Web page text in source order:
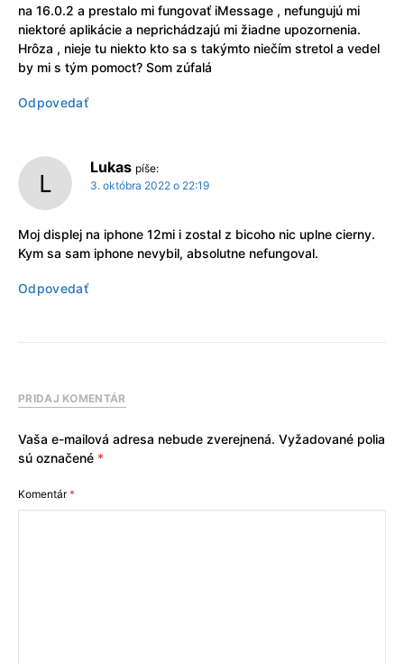
na 16.0.2 a prestalo mi fungovať iMessage , nefungujú mi
niektoré aplikácie a neprichádzajú mi žiadne upozornenia.
Hrôza , nieje tu niekto kto sa s takýmto niečím stretol a vedel
by mi s tým pomoct? Som zúfalá
Odpovedať
Lukas píše:
3. októbra 2022 o 22:19
Moj displej na iphone 12mi i zostal z bicoho nic uplne cierny.
Kym sa sam iphone nevybil, absolutne nefungoval.
Odpovedať
PRIDAJ KOMENTÁR
Vaša e-mailová adresa nebude zverejnená. Vyžadované polia
sú označené *
Komentár*